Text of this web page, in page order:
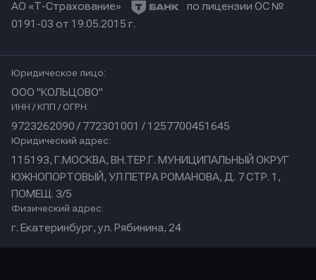
АО «Т-Страхование»
по лицензии ОС №
0191-03 от 19.05.2015 г.
Юридическое лицо:
ООО "КОЛЬЦОВО"
ИНН / КПП / ОГРН:
9723262090 / 772301001 / 1257700451645
Юридический адрес:
115193, Г.МОСКВА, ВН.ТЕР.Г. МУНИЦИПАЛЬНЫЙ ОКРУГ
ЮЖНОПОРТОВЫЙ, УЛ ПЕТРА РОМАНОВА, Д. 7 СТР. 1,
ПОМЕЩ. 3/5
Физический адрес:
г. Екатеринбург, ул. Рябинина, 24